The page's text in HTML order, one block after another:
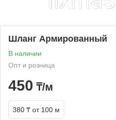
Шланг Армированный
В наличии
Опт и розница
450 ₸/м
380 ₸ от 100 м